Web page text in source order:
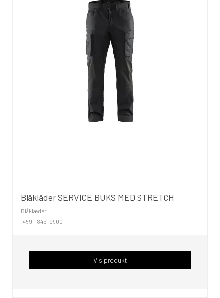
Bläkläder SERVICE BUKS MED STRETCH
Blåklæder
1459-1845-9900
Vis produkt